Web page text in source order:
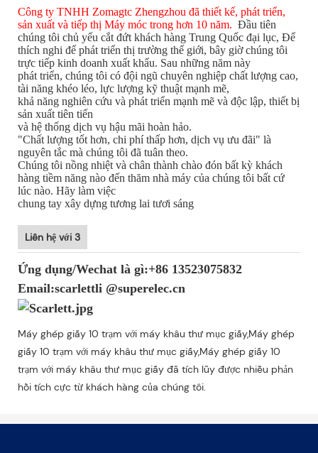
Công ty TNHH Zomagtc Zhengzhou đã thiết kế, phát triển,
sản xuất và tiếp thị Máy móc trong hơn 10 năm. Đầu tiên
chúng tôi chủ yếu cắt đứt khách hàng Trung Quốc đại lục, Để
thích nghi để phát triển thị trường thế giới, bây giờ chúng tôi
trực tiếp kinh doanh xuất khẩu. Sau những năm này
phát triển, chúng tôi có đội ngũ chuyên nghiệp chất lượng cao,
tài năng khéo léo, lực lượng kỹ thuật mạnh mẽ,
khả năng nghiên cứu và phát triển mạnh mẽ và độc lập, thiết bị
sản xuất tiên tiến
và hệ thống dịch vụ hậu mãi hoàn hảo.
"Chất lượng tốt hơn, chi phí thấp hơn, dịch vụ ưu đãi" là
nguyên tắc mà chúng tôi đã tuân theo.
Chúng tôi nồng nhiệt và chân thành chào đón bất kỳ khách
hàng tiềm năng nào đến thăm nhà máy của chúng tôi bất cứ
lúc nào. Hãy làm việc
chung tay xây dựng tương lai tươi sáng
Liên hệ với 3
Ứng dụng/Wechat là gì:+86 13523075832
Email:scarlettli @superelec.cn
Máy ghép giấy 10 trạm với máy khâu thư mục giấy,Máy ghép
giấy 10 trạm với máy khâu thư mục giấy,Máy ghép giấy 10
trạm với máy khâu thư mục giấy đã tích lũy được nhiều phản
hồi tích cực từ khách hàng của chúng tôi.